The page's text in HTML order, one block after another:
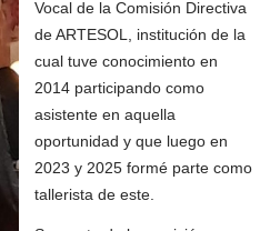
Vocal de la Comisión Directiva
de ARTESOL, institución de la
cual tuve conocimiento en
2014 participando como
asistente en aquella
oportunidad y que luego en
2023 y 2025 formé parte como
tallerista de este.